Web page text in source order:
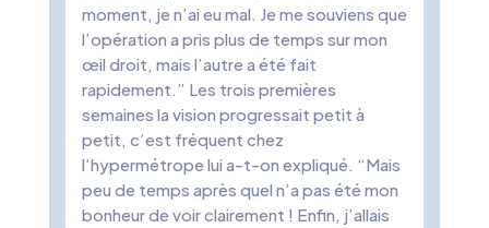
moment, je n’ai eu mal. Je me souviens que
l’opération a pris plus de temps sur mon
œil droit, mais l’autre a été fait
rapidement.” Les trois premières
semaines la vision progressait petit à
petit, c’est fréquent chez
l’hypermétrope lui a-t-on expliqué. “Mais
peu de temps après quel n’a pas été mon
bonheur de voir clairement ! Enfin, j’allais